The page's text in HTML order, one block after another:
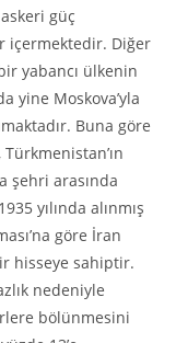
güç
içermektedir. Diğer
yabancı ülkenin
yine Moskova’yla
Buna göre
şehri arasında
yılında alınmış
göre İran
hisseye sahiptir.
nedeniyle
bölünmesini